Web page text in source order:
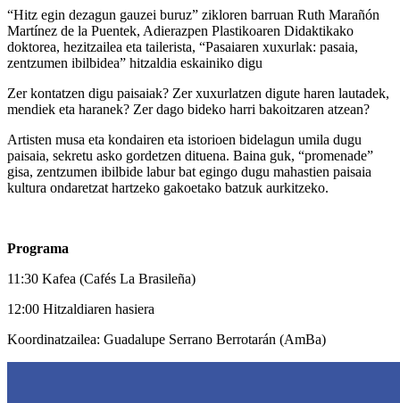
“Hitz egin dezagun gauzei buruz” zikloren barruan Ruth Marañón
Martínez de la Puentek, Adierazpen Plastikoaren Didaktikako
doktorea, hezitzailea eta tailerista, “Pasaiaren xuxurlak: pasaia,
zentzumen ibilbidea” hitzaldia eskainiko digu
Zer kontatzen digu paisaiak? Zer xuxurlatzen digute haren lautadek,
mendiek eta haranek? Zer dago bideko harri bakoitzaren atzean?
Artisten musa eta kondairen eta istorioen bidelagun umila dugu
paisaia, sekretu asko gordetzen dituena. Baina guk, “promenade”
gisa, zentzumen ibilbide labur bat egingo dugu mahastien paisaia
kultura ondaretzat hartzeko gakoetako batzuk aurkitzeko.
Programa
11:30 Kafea (Cafés La Brasileña)
12:00 Hitzaldiaren hasiera
Koordinatzailea: Guadalupe Serrano Berrotarán (AmBa)